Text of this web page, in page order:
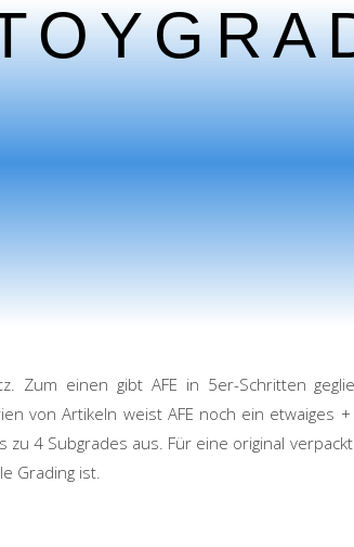
Zum einen gibt AFE in 5er-Schritten
von Artikeln weist AFE noch ein
4 Subgrades aus. Für eine original
Grading ist.